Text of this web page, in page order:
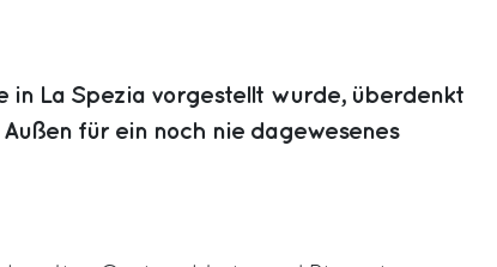
in La Spezia vorgestellt wurde, überdenkt
für ein noch nie dagewesenes